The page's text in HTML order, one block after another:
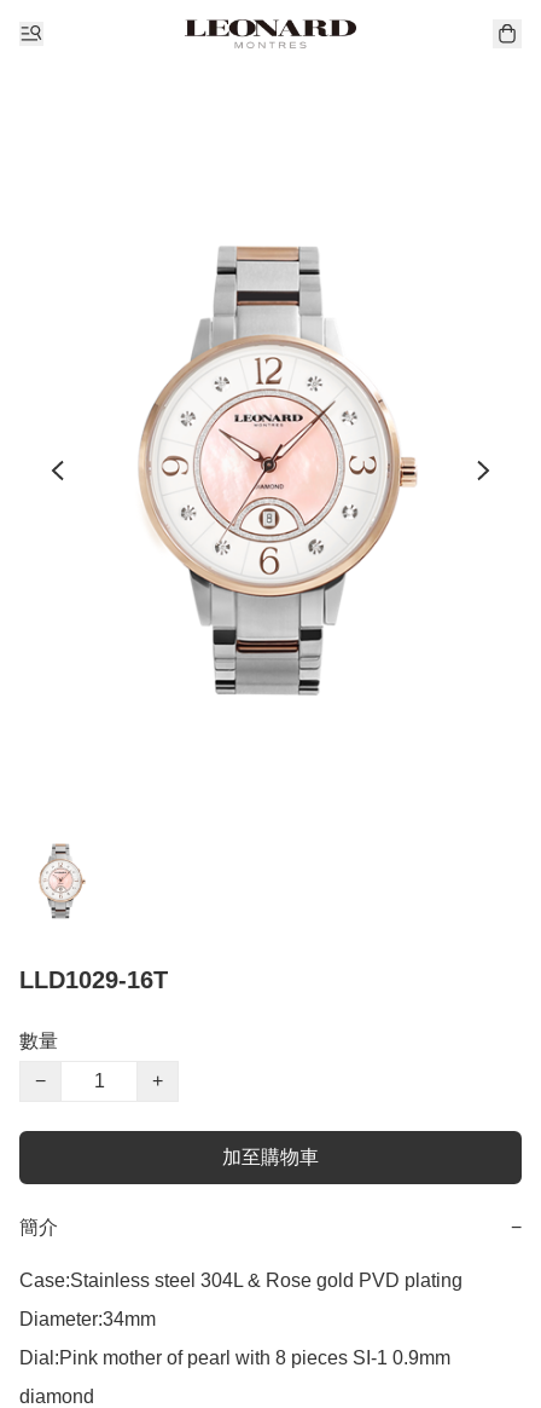
LLD1029-16T
數量
−
+
加至購物車
簡介 −
Case:Stainless steel 304L & Rose gold PVD plating
Diameter:34mm
Dial:Pink mother of pearl with 8 pieces SI-1 0.9mm
diamond